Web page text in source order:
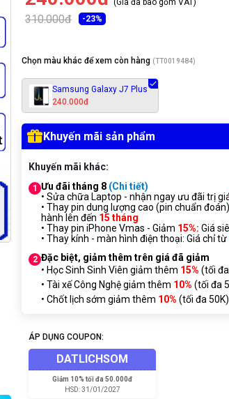
(Giá đã bao gồm VAT)
310.000đ -23%
Chọn màu khác để xem còn hàng (TT0019484)
Samsung Galaxy J7 Plus
240.000đ
Khuyến mãi sản phẩm
Khuyến mãi khác:
1 Ưu đãi tháng 8 (Chi tiết)
• Sửa chữa Laptop - nhận ngay ưu đãi trị
• Thay pin dung lượng cao (pin chuẩn
hành lên đến 15 tháng
• Thay pin iPhone Vmas - Giảm 15%: Giá
• Thay kính - màn hình điện thoại: Giá chỉ từ
2 Đặc biệt, giảm thêm trên giá đã giảm
• Học Sinh Sinh Viên giảm thêm 15% (tối
• Tài xế Công Nghệ giảm thêm 10% (tối đa
• Chốt lịch sớm giảm thêm 10% (tối đa 50K)
ÁP DỤNG COUPON:
DATLICHSOM
Giảm 10% tối đa 50.000đ
HSD:31/01/2027